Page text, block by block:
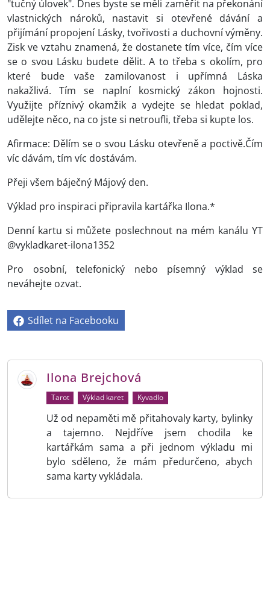
"tučný úlovek". Dnes byste se měli zaměřit na překonání
vlastnických nároků, nastavit si otevřené dávání a
přijímání propojení Lásky, tvořivosti a duchovní výměny.
Zisk ve vztahu znamená, že dostanete tím více, čím více
se o svou Lásku budete dělit. A to třeba s okolím, pro
které bude vaše zamilovanost i upřímná Láska
nakažlivá. Tím se naplní kosmický zákon hojnosti.
Využijte příznivý okamžik a vydejte se hledat poklad,
udělejte něco, na co jste si netroufli, třeba si kupte los.
Afirmace: Dělím se o svou Lásku otevřeně a poctivě.Čím
víc dávám, tím víc dostávám.
Přeji všem báječný Májový den.
Výklad pro inspiraci připravila kartářka Ilona.*
Denní kartu si můžete poslechnout na mém kanálu YT
@vykladkaret-ilona1352
Pro osobní, telefonický nebo písemný výklad se
neváhejte ozvat.
Sdílet na Facebooku
Ilona Brejchová
Tarot Výklad karet Kyvadlo
Už od nepaměti mě přitahovaly karty, bylinky
a tajemno. Nejdříve jsem chodila ke
kartářkám sama a při jednom výkladu mi
bylo sděleno, že mám předurčeno, abych
sama karty vykládala.